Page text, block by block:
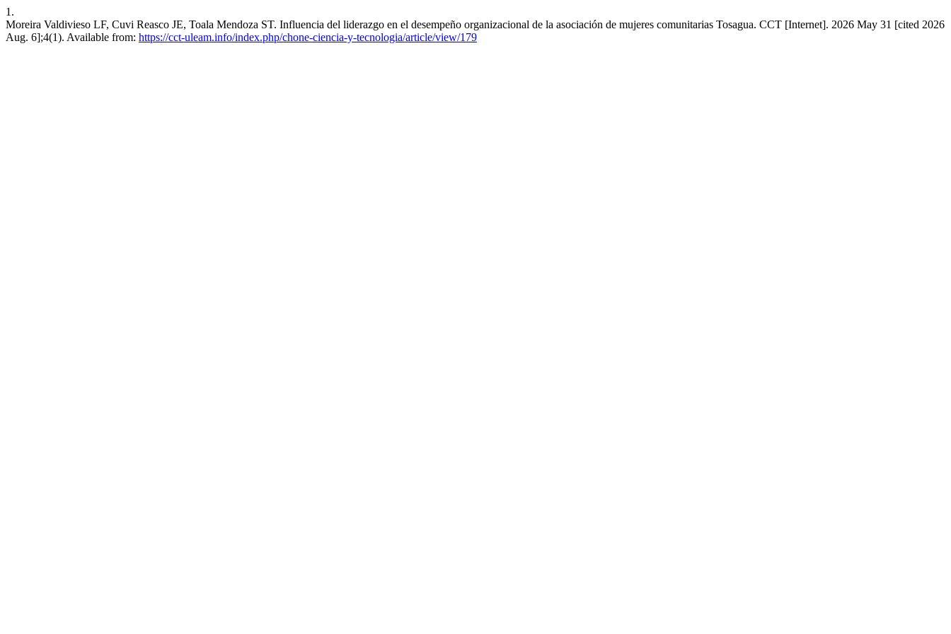
1.
Moreira Valdivieso LF, Cuvi Reasco JE, Toala Mendoza ST. Influencia del liderazgo en el desempeño organizacional de la asociación de mujeres comunitarias Tosagua. CCT [Internet]. 2026 May 31 [cited 2026
Aug. 6];4(1). Available from: https://cct-uleam.info/index.php/chone-ciencia-y-tecnologia/article/view/179